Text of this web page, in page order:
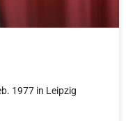
1977 in Leipzig